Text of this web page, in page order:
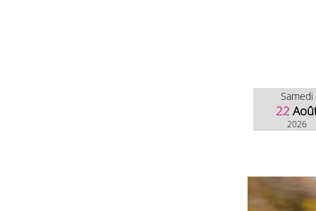
Samedi
22
2026